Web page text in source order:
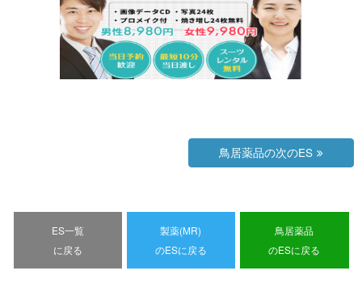
鳥居薬品の次のES
ES一覧
に戻る
製薬(MR)
のESに戻る
鳥居薬品
のESに戻る